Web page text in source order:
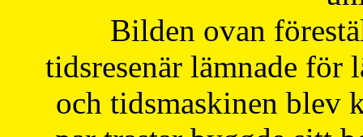
Bilden ovan
tidsresenär lämnade för
och tidsmaskinen blev